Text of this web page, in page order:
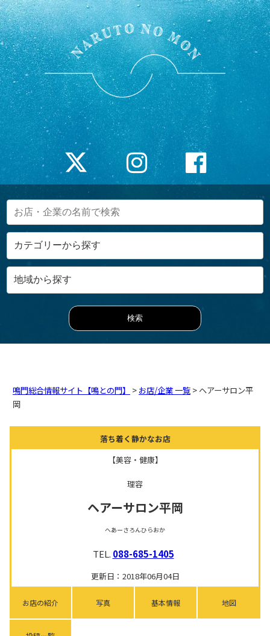
鳴門総合情報サイト【鳴との門】 > お店/企業 一覧 > ヘアーサロン平
岡
落ち着く静かなお店
【美容・健康】
理容
ヘアーサロン平岡
へあーさろんひらおか
TEL. 088-685-1405
更新日：2018年06月04日
お店の紹介 写真 基本情報 地図